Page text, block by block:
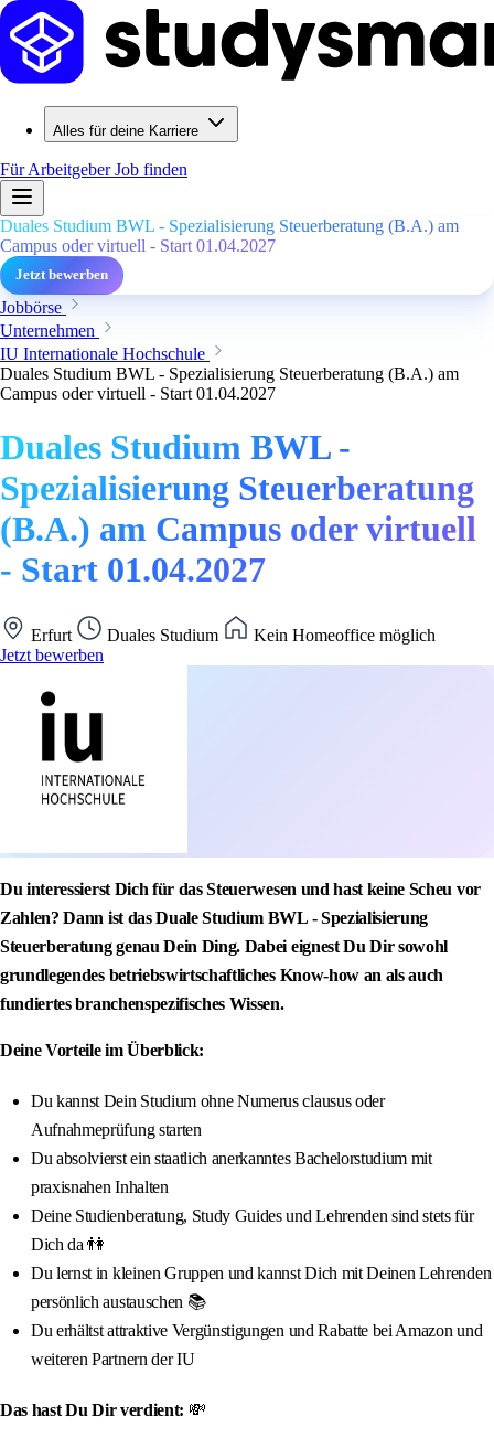
Alles für deine Karriere
Für ArbeitgeberJob finden
Duales Studium BWL - Spezialisierung Steuerberatung (B.A.) am
Campus oder virtuell - Start 01.04.2027
Jetzt bewerben
Jobbörse
Unternehmen
IU Internationale Hochschule
Duales Studium BWL - Spezialisierung Steuerberatung (B.A.) am
Campus oder virtuell - Start 01.04.2027
Duales Studium BWL -
Spezialisierung Steuerberatung
(B.A.) am Campus oder virtuell
- Start 01.04.2027
Erfurt Duales Studium
Kein Homeoffice möglich
Jetzt bewerben
Du interessierst Dich für das Steuerwesen und hast keine Scheu vor
Zahlen? Dann ist das Duale Studium BWL - Spezialisierung
Steuerberatung genau Dein Ding. Dabei eignest Du Dir sowohl
grundlegendes betriebswirtschaftliches Know-how an als auch
fundiertes branchenspezifisches Wissen.
Deine Vorteile im Überblick:
Du kannst Dein Studium ohne Numerus clausus oder
Aufnahmeprüfung starten
Du absolvierst ein staatlich anerkanntes Bachelorstudium mit
praxisnahen Inhalten
Deine Studienberatung, Study Guides und Lehrenden sind stets für
Dich da 👫
Du lernst in kleinen Gruppen und kannst Dich mit Deinen Lehrenden
persönlich austauschen 📚
Du erhältst attraktive Vergünstigungen und Rabatte bei Amazon und
weiteren Partnern der IU
Das hast Du Dir verdient: 💸